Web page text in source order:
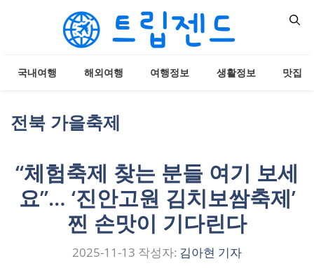
국내여행 해외여행 여행정보 생활정보 맛집
전북 가을축제
“체험축제 찾는 분들 여기 보세
요”… ‘진안고원 김치보쌈축제’
찐 손맛이 기다린다
2025-11-13 작성자: 김아현 기자